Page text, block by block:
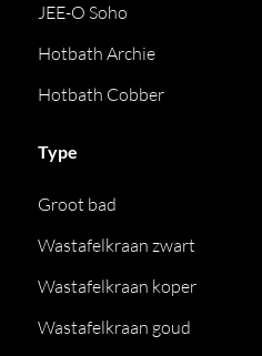
JEE-O Soho
Hotbath Archie
Hotbath Cobber
Type
Groot bad
Wastafelkraan zwart
Wastafelkraan koper
Wastafelkraan goud